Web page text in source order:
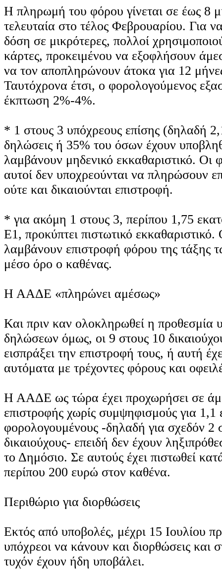
Η πληρωμή του φόρου γίνεται σε έως 8
τελευταία στο τέλος Φεβρουαρίου. Για
δόση σε μικρότερες, πολλοί
κάρτες, προκειμένου να εξοφλήσουν
να τον αποπληρώνουν άτοκα για 12
Ταυτόχρονα έτσι, ο φορολογούμενος
έκπτωση 2%-4%.
* 1 στους 3 υπόχρεους επίσης (δηλαδή
δηλώσεις ή 35% του όσων έχουν
λαμβάνουν μηδενικό εκκαθαριστικό. Οι
αυτοί δεν υποχρεούνται να πληρώσουν
ούτε και δικαιούνται επιστροφή.
* για ακόμη 1 στους 3, περίπου 1,75
Ε1, προκύπτει πιστωτικό εκκαθαριστικό.
λαμβάνουν επιστροφή φόρου της τάξης
μέσο όρο ο καθένας.
Η ΑΑΔΕ «πληρώνει αμέσως»
Και πριν καν ολοκληρωθεί η προθεσμία
δηλώσεων όμως, οι 9 στους 10
εισπράξει την επιστροφή τους, ή αυτή
αυτόματα με τρέχοντες φόρους και
Η ΑΑΔΕ ως τώρα έχει προχωρήσει σε
επιστροφής χωρίς συμψηφισμούς για 1,1
φορολογουμένους -δηλαδή για σχεδόν 2
δικαιούχους- επειδή δεν έχουν
το Δημόσιο. Σε αυτούς έχει πιστωθεί
περίπου 200 ευρώ στον καθένα.
Περιθώριο για διορθώσεις
Εκτός από υποβολές, μέχρι 15 Ιουλίου
υπόχρεοι να κάνουν και διορθώσεις
τυχόν έχουν ήδη υποβάλει.